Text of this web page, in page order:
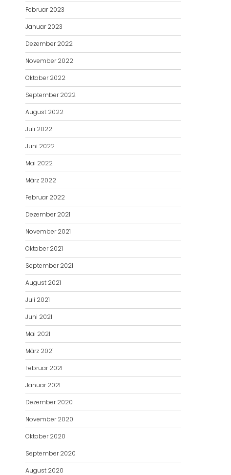
Februar 2023
Januar 2023
Dezember 2022
November 2022
Oktober 2022
September 2022
August 2022
Juli 2022
Juni 2022
Mai 2022
März 2022
Februar 2022
Dezember 2021
November 2021
Oktober 2021
September 2021
August 2021
Juli 2021
Juni 2021
Mai 2021
März 2021
Februar 2021
Januar 2021
Dezember 2020
November 2020
Oktober 2020
September 2020
August 2020